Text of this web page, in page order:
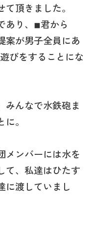
頂きました。
り、◾︎君から
案が男子全員にあ
びをすることにな
みんなで水鉄砲ま
。
メンバーには水を
て、私達はひたす
に渡していまし